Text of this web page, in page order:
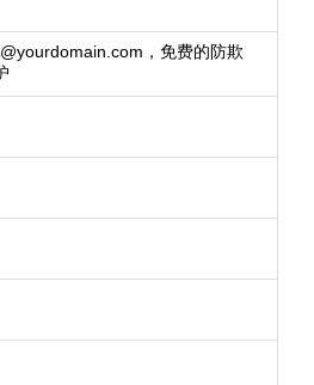
，免费的防欺